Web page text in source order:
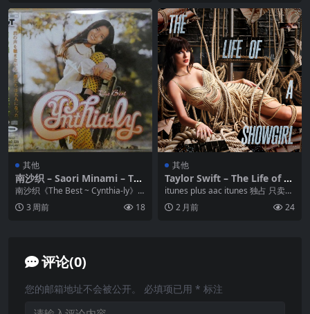
其他
南沙织 – Saori Minami – The
Best ~ Cynthia-ly (2003, GT
Music-Japan) SACD ISO
南沙织《The Best ~ Cynthia-ly》
于2003年由日本GT Mu...
3 周前 18
其他
Taylor Swift – The Life of a
Showgirl
itunes plus aac itunes 独占 只卖24
小时. 加歌四首 1...
2 月前 24
评论(0)
您的邮箱地址不会被公开。 必填项已用 * 标注